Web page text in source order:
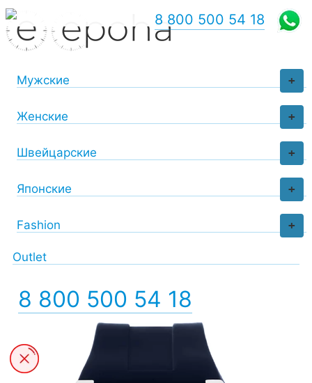
+
Мужские
+
Женские
+
Швейцарские
+
Японские
+
Fashion
Outlet
8 800 500 54 18
8 800 500 54 18